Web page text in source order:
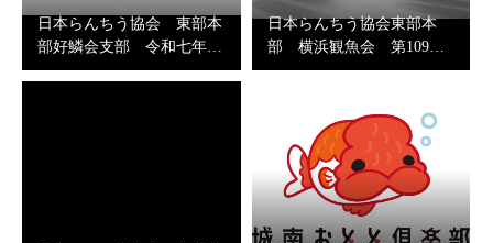
日本らんちう協会 東部本
部好鱗会支部 令和七年…
日本らんちう協会東部本
部 横浜観魚会 第109…